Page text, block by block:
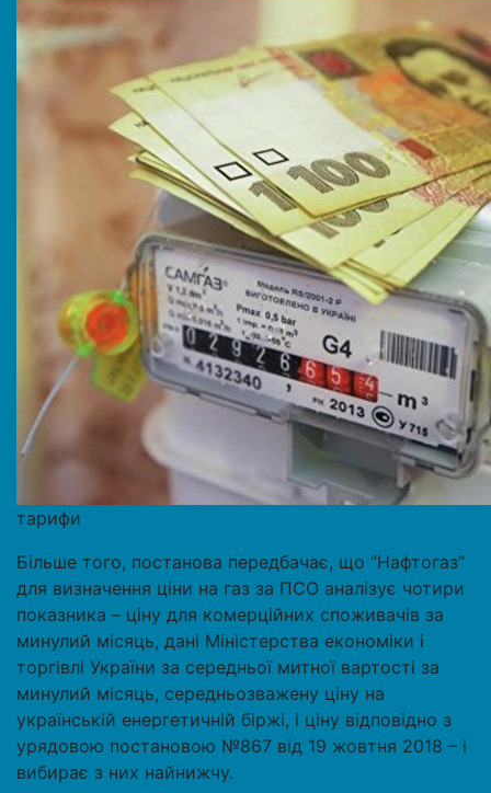
тарифи
Більше того, постанова передбачає, що “Нафтогаз”
для визначення ціни на газ за ПСО аналізує чотири
показника – ціну для комерційних споживачів за
минулий місяць, дані Міністерства економіки і
торгівлі України за середньої митної вартості за
минулий місяць, середньозважену ціну на
українській енергетичній біржі, і ціну відповідно з
урядовою постановою №867 від 19 жовтня 2018 – і
вибирає з них найнижчу.